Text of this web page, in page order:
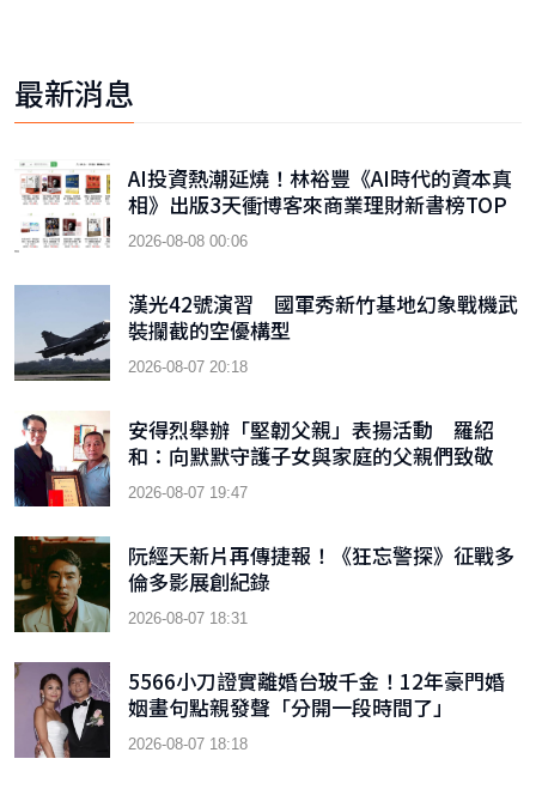
最新消息
AI投資熱潮延燒！林裕豐《AI時代的資本真
相》出版3天衝博客來商業理財新書榜TOP
9
2026-08-08 00:06
漢光42號演習 國軍秀新竹基地幻象戰機武
裝攔截的空優構型
2026-08-07 20:18
安得烈舉辦「堅韌父親」表揚活動 羅紹
和：向默默守護子女與家庭的父親們致敬
2026-08-07 19:47
阮經天新片再傳捷報！《狂忘警探》征戰多
倫多影展創紀錄
2026-08-07 18:31
5566小刀證實離婚台玻千金！12年豪門婚
姻畫句點親發聲「分開一段時間了」
2026-08-07 18:18